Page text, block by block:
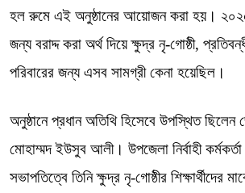
হল রুমে এই অনুষ্ঠানের আয়োজন করা হয়।
জন্য বরাদ্দ করা অর্থ দিয়ে ক্ষুদ্র নৃ-গোষ্ঠী,
পরিবারের জন্য এসব সামগ্রী কেনা হয়েছিল।
অনুষ্ঠানে প্রধান অতিথি হিসেবে উপস্থিত ছিলেন
মোহাম্মদ ইউসুব আলী। উপজেলা নির্বাহী
সভাপতিত্বে তিনি ক্ষুদ্র নৃ-গোষ্ঠীর শিক্ষার্থীদের